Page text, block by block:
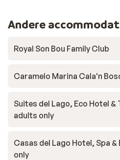
Andere
Royal Son Bou Family Club
Caramelo Marina Cala'n
Suites del Lago, Eco Hotel &
adults only
Casas del Lago Hotel, Spa
only